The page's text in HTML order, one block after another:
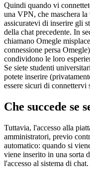
Quindi quando vi
una VPN, che maschera
assicuratevi di inserire gli
della chat precedente. In
chiamano Omegle
connessione persa
condividono le loro
Se siete studenti
potete inserire
essere sicuri di
Che succede se
Tuttavia, l'accesso alla
amministratori, previo
automatico: quando si
viene inserito in una sorta
l'accesso al sistema di chat.